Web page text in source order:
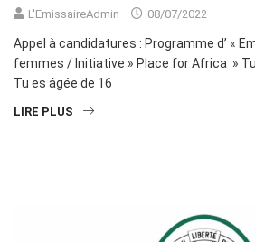
L'EmissaireAdmin 08/07/2022
Appel à candidatures : Programme d’ «
femmes / Initiative » Place for Africa »
Tu es âgée de 16
LIRE PLUS